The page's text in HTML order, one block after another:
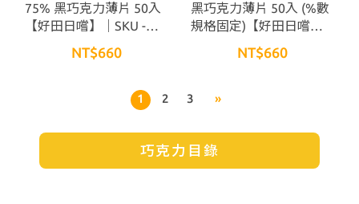
75% 黑巧克力薄片 50入
【好田日嚐】｜SKU -
NT$660
黑巧克力薄片 50入 (%數
規格固定)【好田日嚐】
｜SKU - PA2CH005
NT$660
1 2 3 »
巧克力目錄